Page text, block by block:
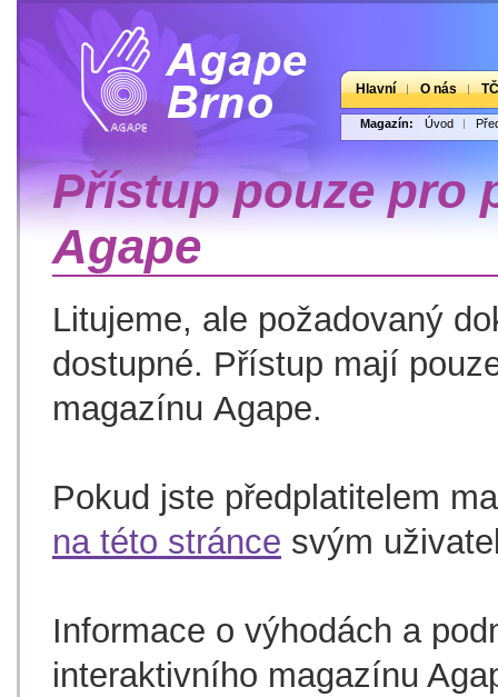
Hlavní O nás
Magazín: Úvod
Přístup pouze pro
Agape
Litujeme, ale požadovaný
dostupné. Přístup mají
magazínu Agape.
Pokud jste předplatitelem
na této stránce svým
Informace o výhodách a
interaktivního magazínu